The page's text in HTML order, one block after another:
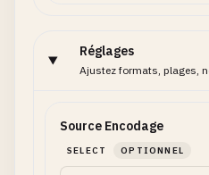
Réglages
Ajustez formats, plages,
Source Encodage
SELECT OPTIONNEL